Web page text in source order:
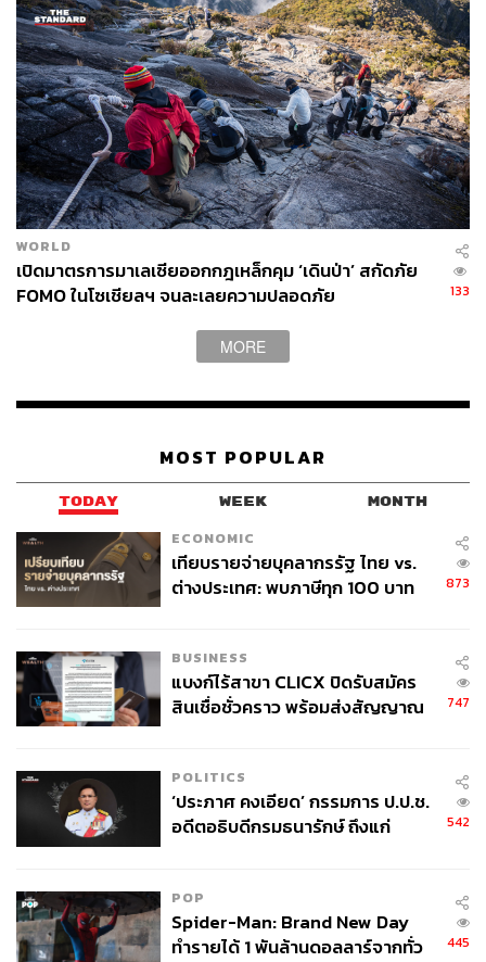
WORLD
เปิดมาตรการมาเลเซียออกกฎเหล็กคุม ‘เดินป่า’ สกัดภัย
FOMO ในโซเชียลฯ จนละเลยความปลอดภัย
133
MORE
MOST POPULAR
TODAY WEEK MONTH
ECONOMIC
เทียบรายจ่ายบุคลากรรัฐ ไทย vs.
ต่างประเทศ: พบภาษีทุก 100 บาท
873
BUSINESS
แบงก์ไร้สาขา CLICX ปิดรับสมัคร
สินเชื่อชั่วคราว พร้อมส่งสัญญาณ
747
POLITICS
‘ประภาศ คงเอียด’ กรรมการ ป.ป.ช.
อดีตอธิบดีกรมธนารักษ์ ถึงแก่
542
POP
Spider-Man: Brand New Day
ทำรายได้ 1 พันล้านดอลลาร์จากทั่ว
445